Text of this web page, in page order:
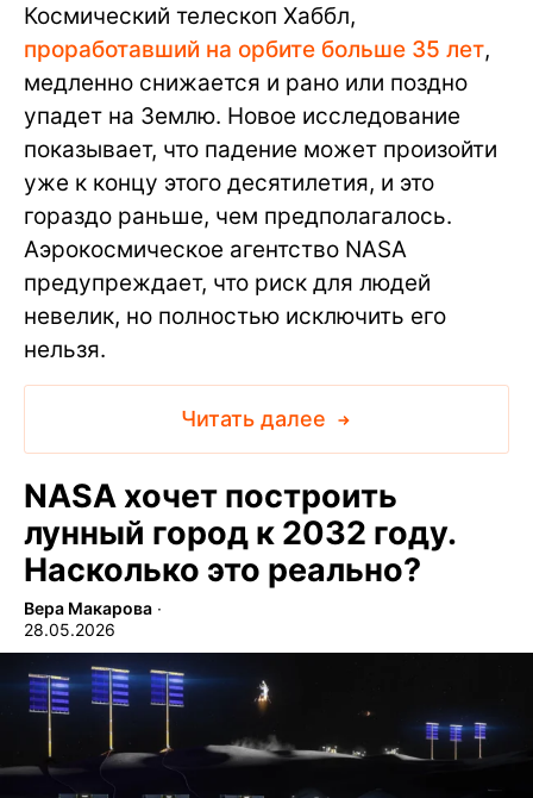
Космический телескоп Хаббл,
проработавший на орбите больше 35 лет,
медленно снижается и рано или поздно
упадет на Землю. Новое исследование
показывает, что падение может произойти
уже к концу этого десятилетия, и это
гораздо раньше, чем предполагалось.
Аэрокосмическое агентство NASA
предупреждает, что риск для людей
невелик, но полностью исключить его
нельзя.
Читать далее
NASA хочет построить
лунный город к 2032 году.
Насколько это реально?
Вера Макарова ∙
28.05.2026